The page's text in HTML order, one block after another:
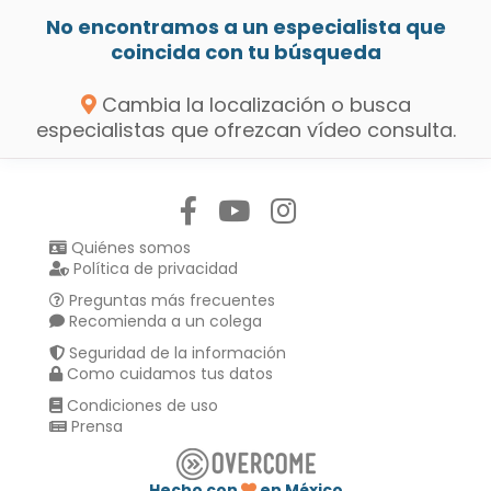
No encontramos a un especialista que
coincida con tu búsqueda
Cambia la localización o busca
especialistas que ofrezcan vídeo consulta.
Quiénes somos
Política de privacidad
Preguntas más frecuentes
Recomienda a un colega
Seguridad de la información
Como cuidamos tus datos
Condiciones de uso
Prensa